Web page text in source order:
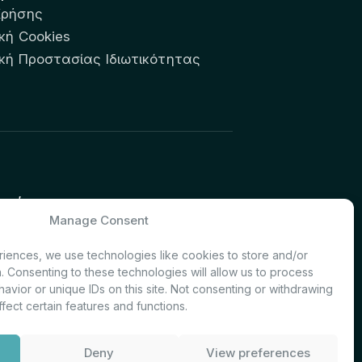
Manage Consent
we use technologies like cookies to store and/or
Consenting to these technologies will allow us to process
or unique IDs on this site. Not consenting or withdrawing
certain features and functions.
Deny View preferences
Cookies
Προστασίας Ιδιωτικότητας
Investor Relations – Τμήμα